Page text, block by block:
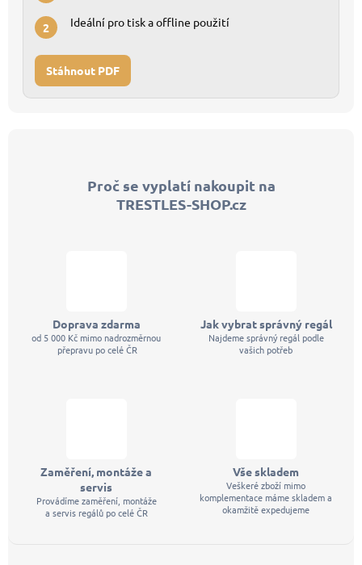
2 Ideální pro tisk a offline použití
Stáhnout PDF
Proč se vyplatí nakoupit na
TRESTLES-SHOP.cz
Doprava zdarma
od 5 000 Kč mimo nadrozměrnou
přepravu po celé ČR
Jak vybrat správný regál
Najdeme správný regál podle
vašich potřeb
Zaměření, montáže a
servis
Provádíme zaměření, montáže
a servis regálů po celé ČR
Vše skladem
Veškeré zboží mimo
komplementace máme skladem a
okamžitě expedujeme